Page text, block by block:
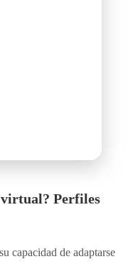
virtual? Perfiles
capacidad de adaptarse